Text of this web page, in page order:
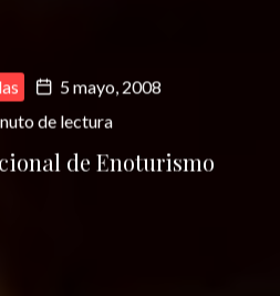
5 mayo, 2008
de lectura
de Enoturismo